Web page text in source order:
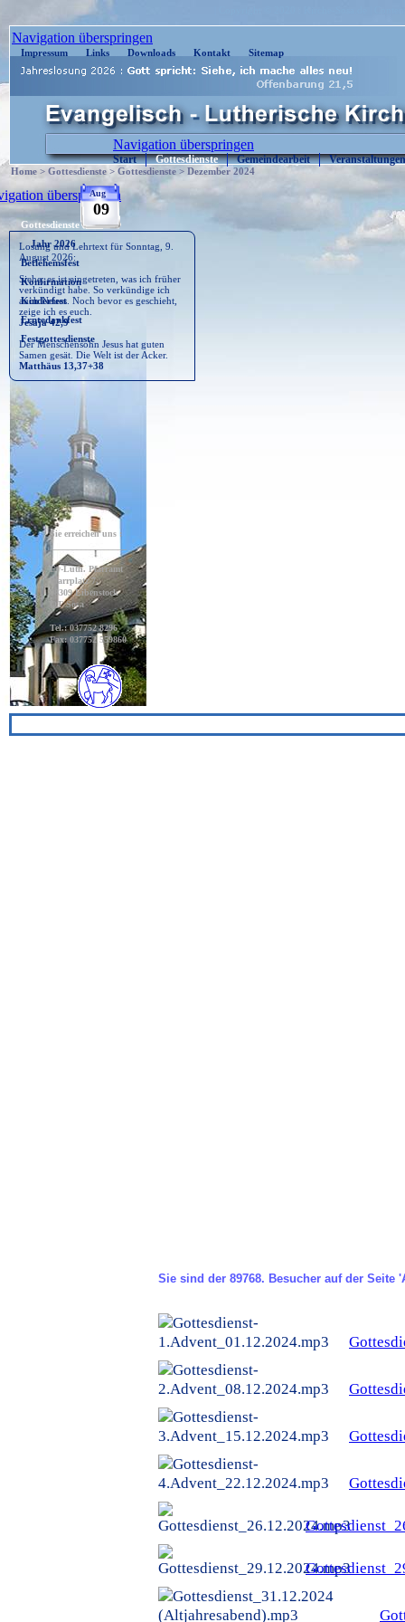
Navigation überspringen
Impressum Links Downloads Kontakt Sitemap
Navigation überspringen
Start Gottesdienste Gemeindearbeit Veranstaltungen
Home > Gottesdienste > Gottesdienste > Dezember 2024
überspringen
Gottesdienste
Jahr 2026
Betlehemsfest
Konfirmation
Kinderfest
Erntedankfest
Festgottesdienste
Aug
09
Losung und Lehrtext für Sonntag, 9.
August 2026:
Siehe, es ist eingetreten, was ich früher
verkündigt habe. So verkündige ich
auch Neues. Noch bevor es geschieht,
zeige ich es euch.
Jesaja 42,9
Der Menschensohn Jesus hat guten
Samen gesät. Die Welt ist der Acker.
Matthäus 13,37+38
Sie erreichen uns :
_________________
Ev-Luth. Pfarramt
Pfarrplatz 7,
08309 Eibenstock
OT Sosa
Tel.: 037752 8296
Fax: 037752 559860
Sie sind der 89768. Besucher auf der Seite